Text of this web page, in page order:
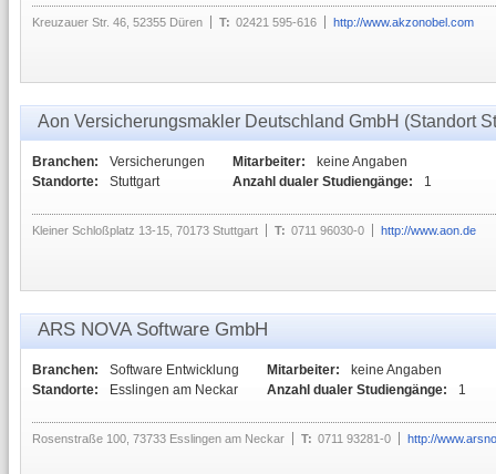
Kreuzauer Str. 46, 52355 Düren T: 02421 595-616 http://www.akzonobel.com
Aon Versicherungsmakler Deutschland GmbH (Standort
Branchen:
Versicherungen
Standorte:
Stuttgart
Mitarbeiter:
keine Angaben
Anzahl dualer Studiengänge:
1
Kleiner Schloßplatz 13-15, 70173 Stuttgart T: 0711 96030-0 http://www.aon.de
ARS NOVA Software GmbH
Branchen:
Software Entwicklung
Standorte:
Esslingen am Neckar
Mitarbeiter:
keine Angaben
Anzahl dualer Studiengänge:
1
Rosenstraße 100, 73733 Esslingen am Neckar T: 0711 93281-0 http://